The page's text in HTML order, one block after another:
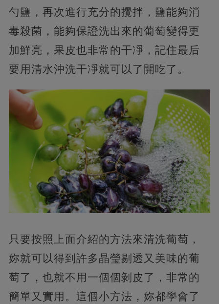
勺鹽，再次進行充分的攪拌，鹽能夠消
毒殺菌，能夠保證洗出來的葡萄變得更
加鮮亮，果皮也非常的干凈，記住最后
要用清水沖洗干凈就可以了開吃了。
只要按照上面介紹的方法來清洗葡萄，
妳就可以得到許多晶瑩剔透又美味的葡
萄了，也就不用一個個剝皮了，非常的
簡單又實用。這個小方法，妳都學會了